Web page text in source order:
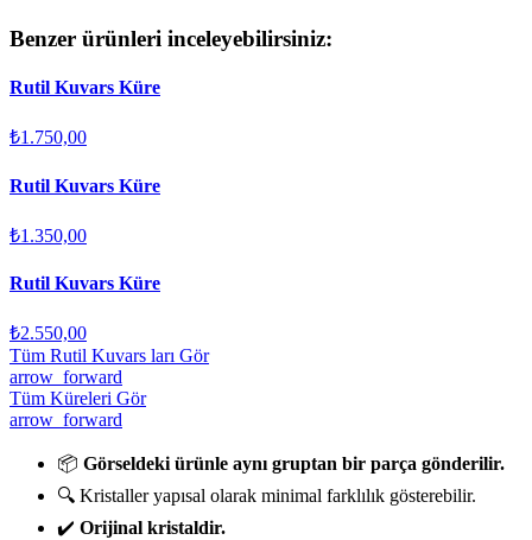
Benzer ürünleri inceleyebilirsiniz:
Rutil Kuvars Küre
₺1.750,00
Rutil Kuvars Küre
₺1.350,00
Rutil Kuvars Küre
₺2.550,00
Tüm Rutil Kuvars ları Gör
arrow_forward
Tüm Küreleri Gör
arrow_forward
📦 Görseldeki ürünle aynı gruptan bir parça gönderilir.
🔍 Kristaller yapısal olarak minimal farklılık gösterebilir.
✔️ Orijinal kristaldir.